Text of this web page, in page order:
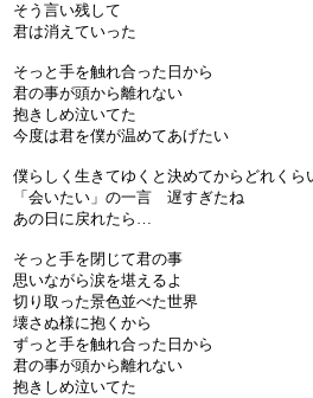
そう言い残して
君は消えていった
そっと手を触れ合った日から
君の事が頭から離れない
抱きしめ泣いてた
今度は君を僕が温めてあげたい
僕らしく生きてゆくと決めてからどれくら
「会いたい」の一言 遅すぎたね
あの日に戻れたら…
そっと手を閉じて君の事
思いながら涙を堪えるよ
切り取った景色並べた世界
壊さぬ様に抱くから
ずっと手を触れ合った日から
君の事が頭から離れない
抱きしめ泣いてた